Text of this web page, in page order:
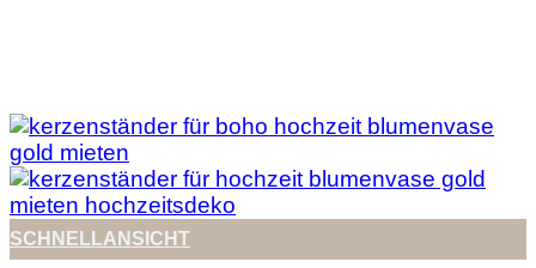
SCHNELLANSICHT